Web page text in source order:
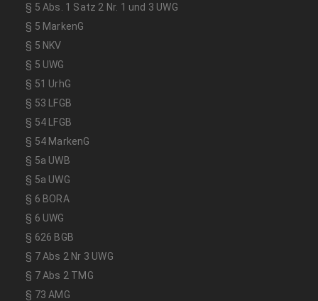
§ 5 Abs. 1 Satz 2 Nr. 1 und 3 UWG
§ 5 MarkenG
§ 5 NKV
§ 5 UWG
§ 51 UrhG
§ 53 LFGB
§ 54 LFGB
§ 54 MarkenG
§ 5a UWB
§ 5a UWG
§ 6 BORA
§ 6 UWG
§ 626 BGB
§ 7 Abs 2 Nr 3 UWG
§ 7 Abs 2 TMG
§ 73 AMG